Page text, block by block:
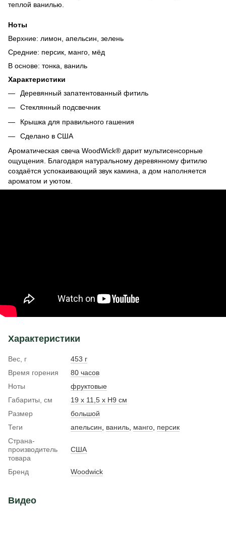
теплой ванилью.
Ноты
Верхние: лимон, апельсин, зелень
Средние: персик, манго, мёд
В основе: тонка, ваниль
Характеристики
Деревянный запатентованный фитиль
Стеклянный подсвечник
Крышка для правильного гашения
Сделано в США
Ароматическая свеча WoodWick® дарит мультисенсорные
ощущения. Благодаря натуральному деревянному фитилю
создаётся успокаивающий звук камина, а дом наполняется
ароматом и уютом.
Характеристики
Вес, г
453 г
Время горения
80 часов
Ноты
фруктовые
Габариты, см
19 x 11,5 x H9 см
Размер
большой
Теги
апельсин ваниль манго персик
Страна-
производитель
товара
США
Бренд Woodwick
Видео